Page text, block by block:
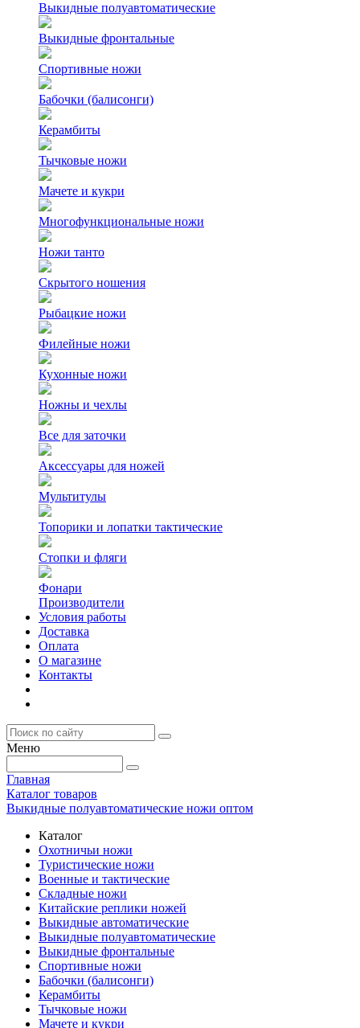
Выкидные полуавтоматические
Выкидные фронтальные
Спортивные ножи
Бабочки (балисонги)
Керамбиты
Тычковые ножи
Мачете и кукри
Многофункциональные ножи
Ножи танто
Скрытого ношения
Рыбацкие ножи
Филейные ножи
Кухонные ножи
Ножны и чехлы
Все для заточки
Аксессуары для ножей
Мультитулы
Топорики и лопатки тактические
Стопки и фляги
Фонари
Производители
Условия работы
Доставка
Оплата
О магазине
Контакты
Меню
Главная
Каталог товаров
Выкидные полуавтоматические ножи оптом
Каталог
Охотничьи ножи
Туристические ножи
Военные и тактические
Складные ножи
Китайские реплики ножей
Выкидные автоматические
Выкидные полуавтоматические
Выкидные фронтальные
Спортивные ножи
Бабочки (балисонги)
Керамбиты
Тычковые ножи
Мачете и кукри